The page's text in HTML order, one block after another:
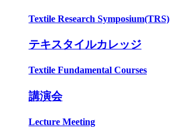
Textile Research Symposium(TRS)
テキスタイルカレッジ
Textile Fundamental Courses
講演会
Lecture Meeting